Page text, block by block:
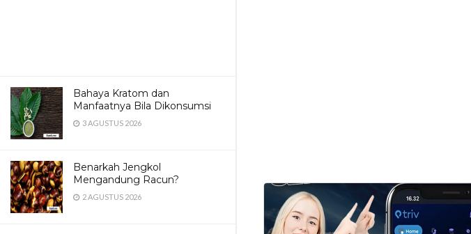
Bahaya Kratom dan
Manfaatnya Bila Dikonsumsi
3 AGUSTUS 2026
Benarkah Jengkol
Mengandung Racun?
2 AGUSTUS 2026